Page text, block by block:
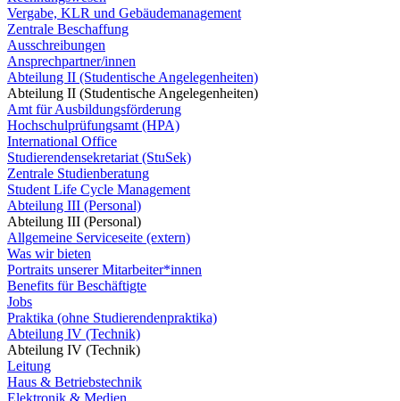
Vergabe, KLR und Gebäudemanagement
Zentrale Beschaffung
Ausschreibungen
Ansprechpartner/innen
Abteilung II (Studentische Angelegenheiten)
Abteilung II (Studentische Angelegenheiten)
Amt für Ausbildungsförderung
Hochschulprüfungsamt (HPA)
International Office
Studierendensekretariat (StuSek)
Zentrale Studienberatung
Student Life Cycle Management
Abteilung III (Personal)
Abteilung III (Personal)
Allgemeine Serviceseite (extern)
Was wir bieten
Portraits unserer Mitarbeiter*innen
Benefits für Beschäftigte
Jobs
Praktika (ohne Studierendenpraktika)
Abteilung IV (Technik)
Abteilung IV (Technik)
Leitung
Haus & Betriebstechnik
Elektronik & Medien